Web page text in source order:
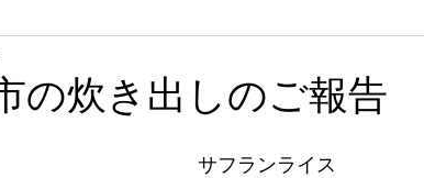
の炊き出しのご報告
サフランライス